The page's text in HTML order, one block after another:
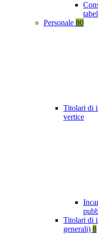
Personale 80
Titolari di
vertice
Titolari di
generali) 8